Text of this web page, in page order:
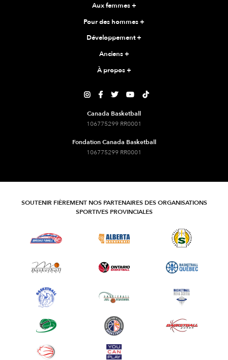
Aux femmes+
Pour des hommes+
Développement+
Anciens+
À propos+
    
Canada Basketball
106775299 RR0001
Fondation Canada Basketball
106775299 RR0001
SOUTENIR FIÈREMENT NOS PARTENAIRES DES ORGANISATIONS
SPORTIVES PROVINCIALES